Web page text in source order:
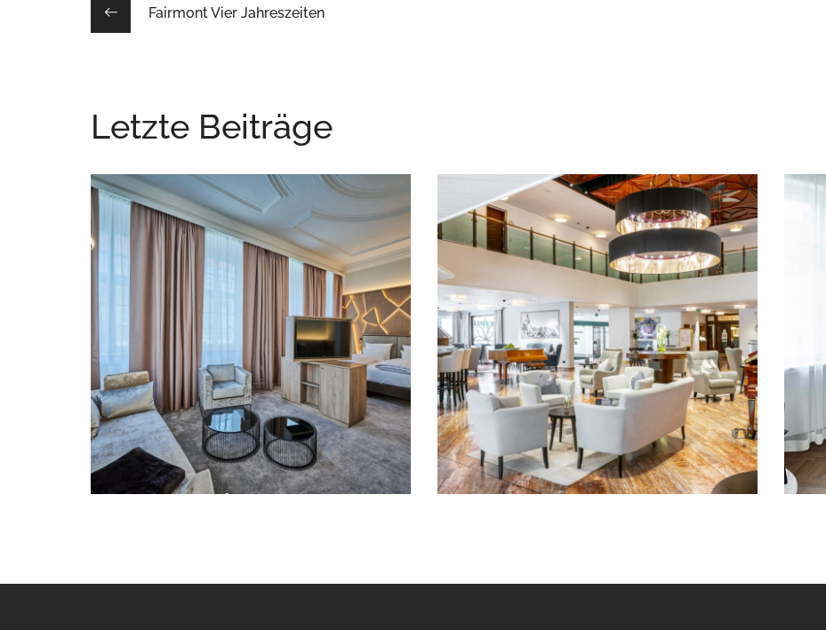
Fairmont Vier Jahreszeiten
Letzte Beiträge
Hotel Zur Post, Altötting
Cesta Grand Aktivhotel &
Spa – Bad Gastein,
Österreich
CLASSICS